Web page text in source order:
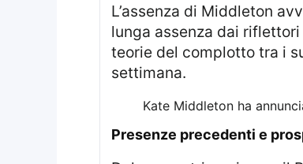
L’assenza di Middleton avviene nel contesto della sua battaglia contro il cancro, resa pubblica a febbraio dopo una
lunga assenza dai
teorie del complotto tra i
settimana.
Kate Middleton ha
presenze precedenti e